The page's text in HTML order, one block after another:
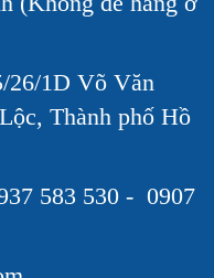
26/1D Võ Văn
Thành phố Hồ
583 530 - 0907